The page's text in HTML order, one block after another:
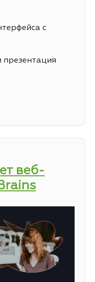
с
презентация
веб-